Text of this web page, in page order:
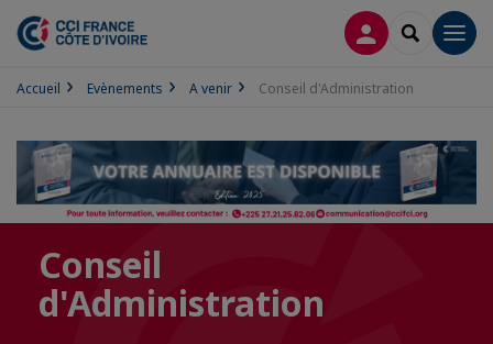
CONNEXION
Accueil Evènements A venir Conseil d'Administration
Conseil
d'Administration